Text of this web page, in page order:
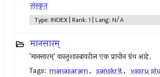
संस्कृत
Type: INDEX | Rank: 1 | Lang: N/A
मानसारम्
'मानसारम्' वास्तुशास्त्रावरील एक प्राचीन ग्रंथ आहे.
Tags: manasaram, sanskrit, vasru